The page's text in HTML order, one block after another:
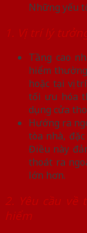
Những yếu
1. Vị trí lý
Tầng cao
hiểm
hoặc tại vị
tối ưu hóa
dụng cửa
Hướng ra
tòa nhà,
Điều này
thoát ra
lớn hơn.
2. Yêu cầu về
hiểm